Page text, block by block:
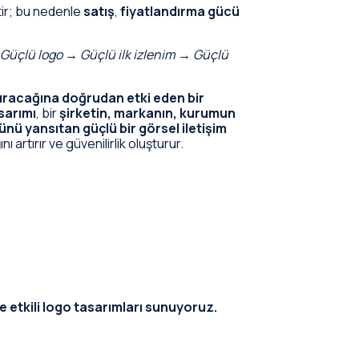
bu nedenlesatış, fiyatlandırma gücü
Güçlü logo → Güçlü ilk izlenim → Güçlü
doğrudan etki eden bir
, birşirketin, markanın, kurumun
yansıtan güçlü bir görsel iletişim
artırır ve güvenilirlik oluşturur.
etkili logo tasarımları sunuyoruz.